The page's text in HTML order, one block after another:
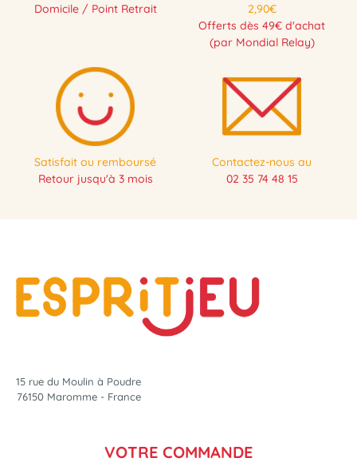
Domicile / Point Retrait
2,90€
Offerts dès 49€ d'achat
(par Mondial Relay)
Satisfait ou remboursé
Retour jusqu'à 3 mois
Contactez-nous au
02 35 74 48 15
15 rue du Moulin à Poudre
76150 Maromme - France
VOTRE COMMANDE